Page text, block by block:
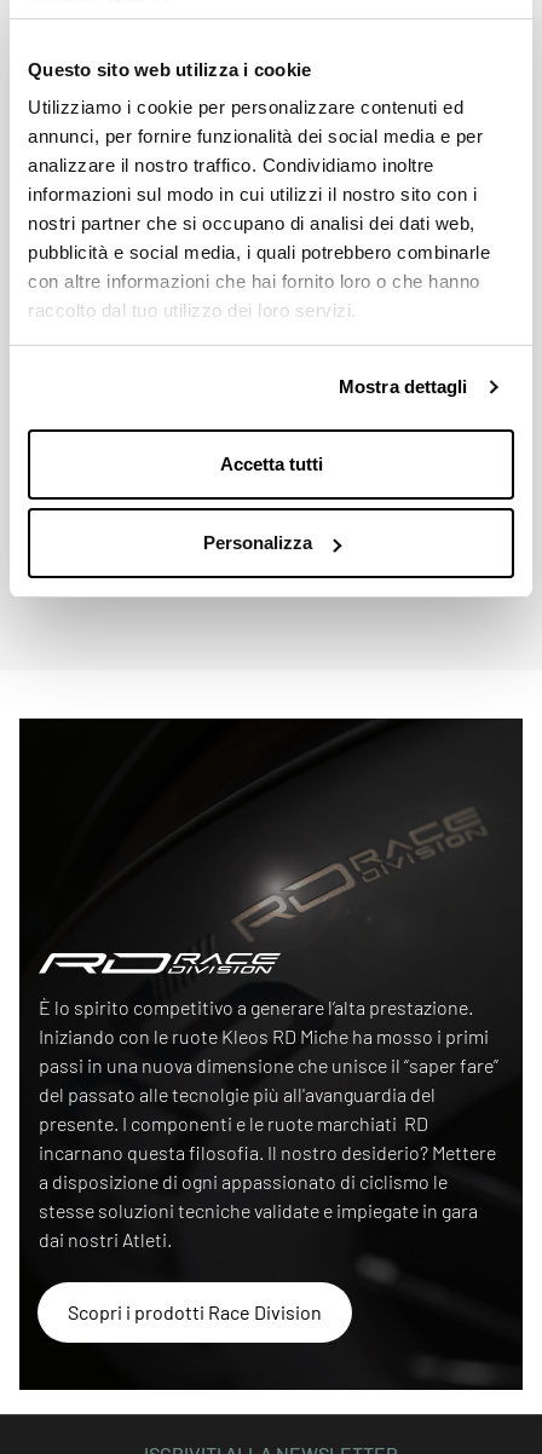
Questo sito web utilizza i cookie
Utilizziamo i cookie per personalizzare contenuti ed
annunci, per fornire funzionalità dei social media e per
analizzare il nostro traffico. Condividiamo inoltre
informazioni sul modo in cui utilizzi il nostro sito con i
nostri partner che si occupano di analisi dei dati web,
pubblicità e social media, i quali potrebbero combinarle
con altre informazioni che hai fornito loro o che hanno
raccolto dal tuo utilizzo dei loro servizi.
Mostra dettagli
Accetta tutti
Personalizza
È lo spirito competitivo a generare l’alta prestazione.
Iniziando con le ruote Kleos RD Miche ha mosso i primi
passi in una nuova dimensione che unisce il “saper fare”
del passato alle tecnolgie più all'avanguardia del
presente. I componenti e le ruote marchiati RD
incarnano questa filosofia. Il nostro desiderio? Mettere
a disposizione di ogni appassionato di ciclismo le
stesse soluzioni tecniche validate e impiegate in gara
dai nostri Atleti.
Scopri i prodotti Race Division